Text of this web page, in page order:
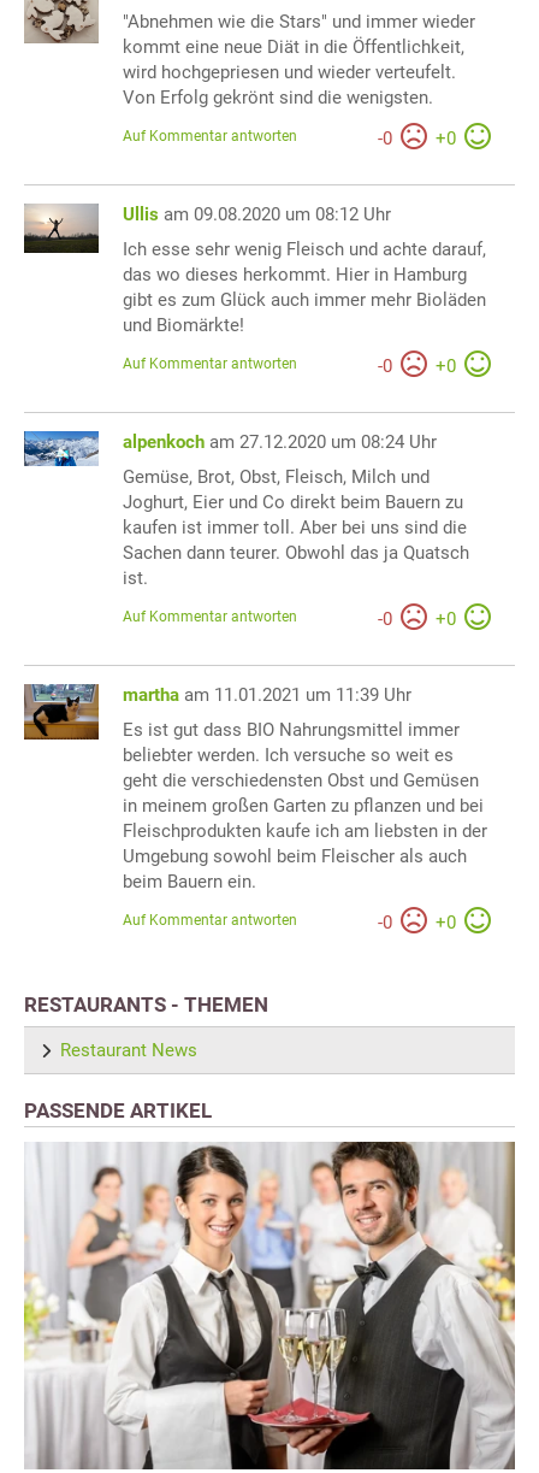
"Abnehmen wie die Stars" und immer wieder
kommt eine neue Diät in die Öffentlichkeit,
wird hochgepriesen und wieder verteufelt.
Von Erfolg gekrönt sind die wenigsten.
-0 +0
Auf Kommentar antworten
Ullis am 09.08.2020 um 08:12 Uhr
Ich esse sehr wenig Fleisch und achte darauf,
das wo dieses herkommt. Hier in Hamburg
gibt es zum Glück auch immer mehr Bioläden
und Biomärkte!
-0 +0
Auf Kommentar antworten
alpenkoch am 27.12.2020 um 08:24 Uhr
Gemüse, Brot, Obst, Fleisch, Milch und
Joghurt, Eier und Co direkt beim Bauern zu
kaufen ist immer toll. Aber bei uns sind die
Sachen dann teurer. Obwohl das ja Quatsch
ist.
-0 +0
Auf Kommentar antworten
martha am 11.01.2021 um 11:39 Uhr
Es ist gut dass BIO Nahrungsmittel immer
beliebter werden. Ich versuche so weit es
geht die verschiedensten Obst und Gemüsen
in meinem großen Garten zu pflanzen und bei
Fleischprodukten kaufe ich am liebsten in der
Umgebung sowohl beim Fleischer als auch
beim Bauern ein.
-0 +0
Auf Kommentar antworten
RESTAURANTS - THEMEN
Restaurant News
PASSENDE ARTIKEL